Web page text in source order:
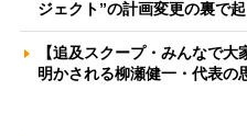
ジェクト”の計画変更の裏で
【追及スクープ・みんなで
明かされる柳瀬健一・代表の